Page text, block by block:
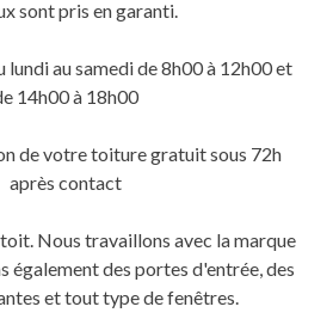
sont pris en garanti.
lundi au samedi de 8h00 à 12h00 et
14h00 à 18h00
de votre toiture gratuit sous 72h
après contact
Nous travaillons avec la marque
également des portes d'entrée, des
et tout type de fenêtres.